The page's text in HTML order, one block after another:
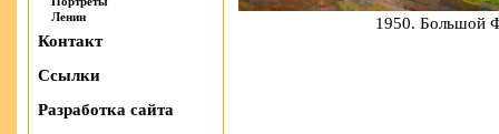
Ленин
Контакт
Ссылки
Разработка сайта
1950. Большой